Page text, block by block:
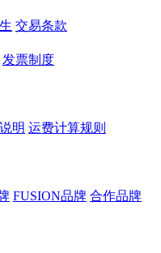
交易条款
发票制度
明 运费计算规则
FUSION品牌 合作品牌